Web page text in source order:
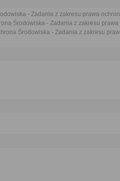
- Zadania z zakresu prawa
Środowiska - Zadania z zakresu
Środowiska - Zadania z zakresu